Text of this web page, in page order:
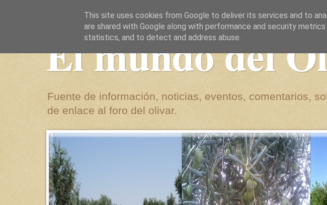
El mundo del
Fuente de información, noticias, eventos, comentarios,
de enlace al foro del olivar.
This site uses cookies from Google to deliver its services and to
are shared with Google along with performance and security
statistics, and to detect and address abuse.